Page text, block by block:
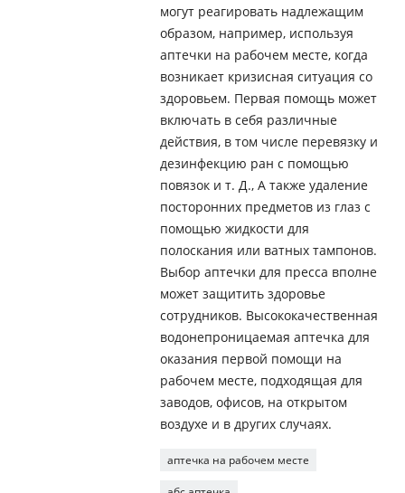
могут реагировать надлежащим
образом, например, используя
аптечки на рабочем месте, когда
возникает кризисная ситуация со
здоровьем. Первая помощь может
включать в себя различные
действия, в том числе перевязку и
дезинфекцию ран с помощью
повязок и т. Д., А также удаление
посторонних предметов из глаз с
помощью жидкости для
полоскания или ватных тампонов.
Выбор аптечки для пресса вполне
может защитить здоровье
сотрудников. Высококачественная
водонепроницаемая аптечка для
оказания первой помощи на
рабочем месте, подходящая для
заводов, офисов, на открытом
воздухе и в других случаях.
аптечка на рабочем месте